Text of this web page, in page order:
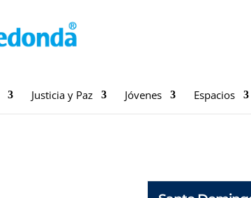
Justicia y Paz Jóvenes Espacios